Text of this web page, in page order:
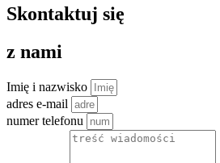
Skontaktuj się
z nami
Imię i nazwisko
adres e-mail
numer telefonu